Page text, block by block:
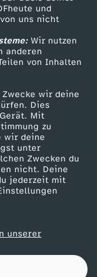
und
uns nicht
Wir nutzen
anderen
von Inhalten
wir deine
Dies
Mit
zu
wir deine
unter
Zwecken du
nicht. Deine
jederzeit mit
unserer